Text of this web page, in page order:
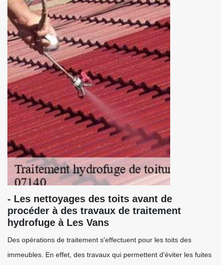
- Les nettoyages des toits avant de
procéder à des travaux de traitement
hydrofuge à Les Vans
Des opérations de traitement s'effectuent pour les toits des
immeubles. En effet, des travaux qui permettent d'éviter les fuites